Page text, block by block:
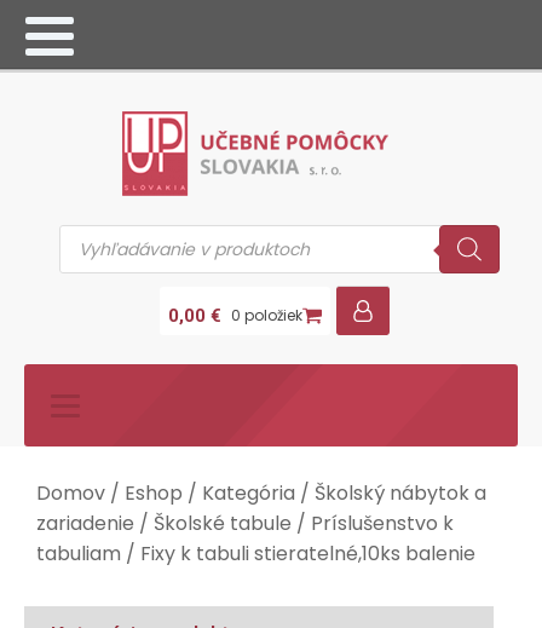
Products
search
0,00 € 0 položiek
Domov / Eshop / Kategória / Školský nábytok a
zariadenie / Školské tabule / Príslušenstvo k
tabuliam / Fixy k tabuli stieratelné,10ks balenie